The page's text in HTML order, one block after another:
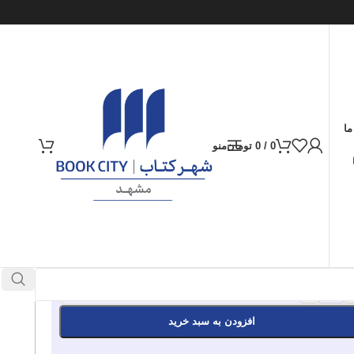
0
/
0 تومانمنو
افزودن به سبد خرید